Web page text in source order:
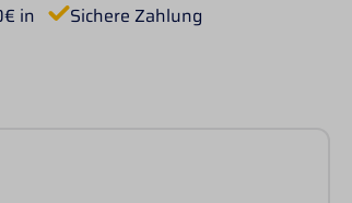
in
Sichere Zahlung